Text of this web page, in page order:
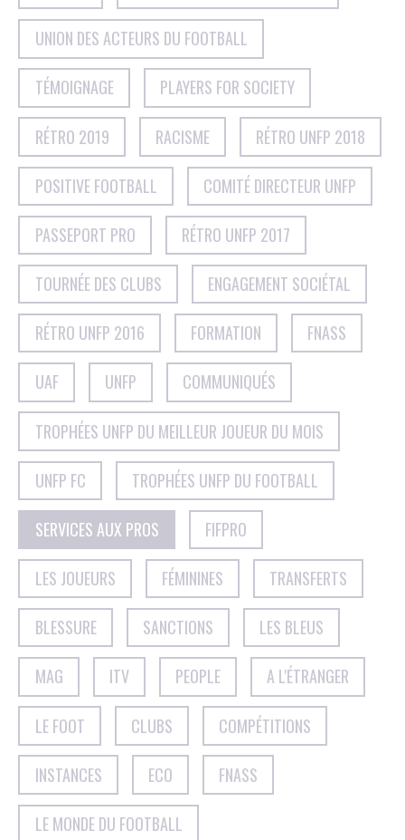
UNION DES ACTEURS DU FOOTBALL
TÉMOIGNAGE PLAYERS FOR SOCIETY
RÉTRO 2019 RACISME RÉTRO UNFP 2018
POSITIVE FOOTBALL COMITÉ DIRECTEUR UNFP
PASSEPORT PRO RÉTRO UNFP 2017
TOURNÉE DES CLUBS ENGAGEMENT SOCIÉTAL
RÉTRO UNFP 2016 FORMATION FNASS
UAF UNFP COMMUNIQUÉS
TROPHÉES UNFP DU MEILLEUR JOUEUR DU MOIS
UNFP FC TROPHÉES UNFP DU FOOTBALL
SERVICES AUX PROS FIFPRO
LES JOUEURS FÉMININES TRANSFERTS
BLESSURE SANCTIONS LES BLEUS
MAG ITV PEOPLE A L'ÉTRANGER
LE FOOT CLUBS COMPÉTITIONS
INSTANCES ECO FNASS
LE MONDE DU FOOTBALL